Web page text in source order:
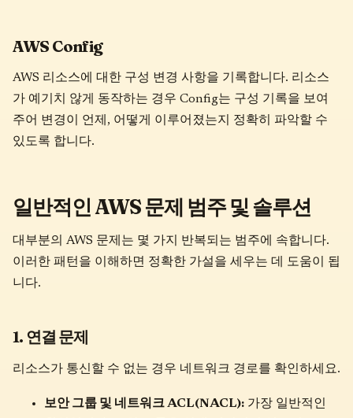
AWS Config
AWS 리소스에 대한 구성 변경 사항을 기록합니다. 리소스
가 예기치 않게 동작하는 경우 Config는 구성 기록을 보여
주어 변경이 언제, 어떻게 이루어졌는지 정확히 파악할 수
있도록 합니다.
일반적인 AWS 문제 범주 및 솔루션
대부분의 AWS 문제는 몇 가지 반복되는 범주에 속합니다.
이러한 패턴을 이해하면 정확한 가설을 세우는 데 도움이 됩
니다.
1. 연결 문제
리소스가 통신할 수 없는 경우 네트워크 경로를 확인하세요.
보안 그룹 및 네트워크 ACL(NACL): 가장 일반적인